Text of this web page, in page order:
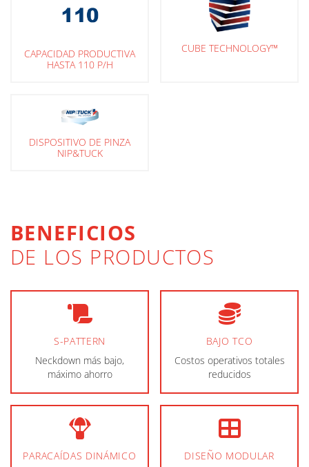
CAPACIDAD PRODUCTIVA
HASTA 110 P/H
CUBE TECHNOLOGY™
DISPOSITIVO DE PINZA
NIP&TUCK
BENEFICIOS
DE LOS PRODUCTOS
S-PATTERN
Neckdown más bajo,
máximo ahorro
BAJO TCO
Costos operativos totales
reducidos
PARACAÍDAS DINÁMICO
DISEÑO MODULAR